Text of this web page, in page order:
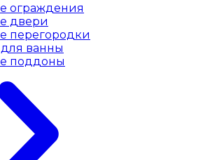
ограждения
двери
перегородки
ванны
поддоны